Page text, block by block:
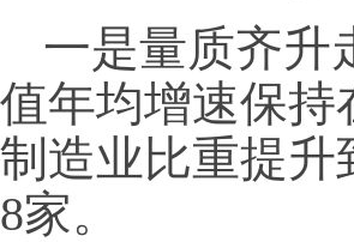
一是量质齐升
值年均增速保持
制造业比重提升
8家。